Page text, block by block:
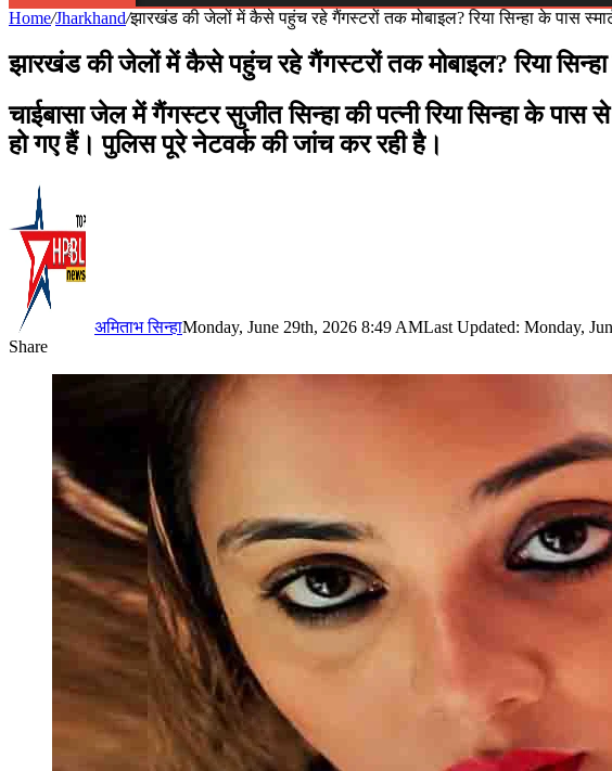
Home/Jharkhand/झारखंड की जेलों में कैसे पहुंच रहे गैंगस्टरों तक मोबाइल? रिया सिन्हा के पास
झारखंड की जेलों में कैसे पहुंच रहे गैंगस्टरों तक मोबाइल? रिया
चाईबासा जेल में गैंगस्टर सुजीत सिन्हा की पत्नी रिया सिन्हा के
हो गए हैं। पुलिस पूरे नेटवर्क की जांच कर रही है।
अमिताभ सिन्हाMonday, June 29th, 2026 8:49 AMLast Updated: Monday,
Share